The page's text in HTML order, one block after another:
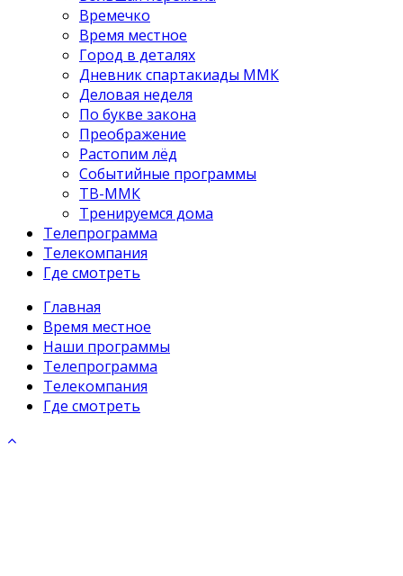
Времечко
Время местное
Город в деталях
Дневник спартакиады ММК
Деловая неделя
По букве закона
Преображение
Растопим лёд
Событийные программы
ТВ-ММК
Тренируемся дома
Телепрограмма
Телекомпания
Где смотреть
Главная
Время местное
Наши программы
Телепрограмма
Телекомпания
Где смотреть